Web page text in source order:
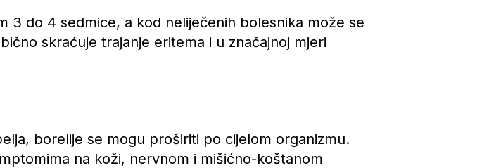
3 do 4 sedmice, a kod neliječenih bolesnika može se
skraćuje trajanje eritema i u značajnoj mjeri
borelije se mogu proširiti po cijelom organizmu.
na koži, nervnom i mišićno-koštanom